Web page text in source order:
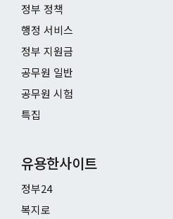
정부 정책
행정 서비스
정부 지원금
공무원 일반
공무원 시험
특집
유용한사이트
정부24
복지로